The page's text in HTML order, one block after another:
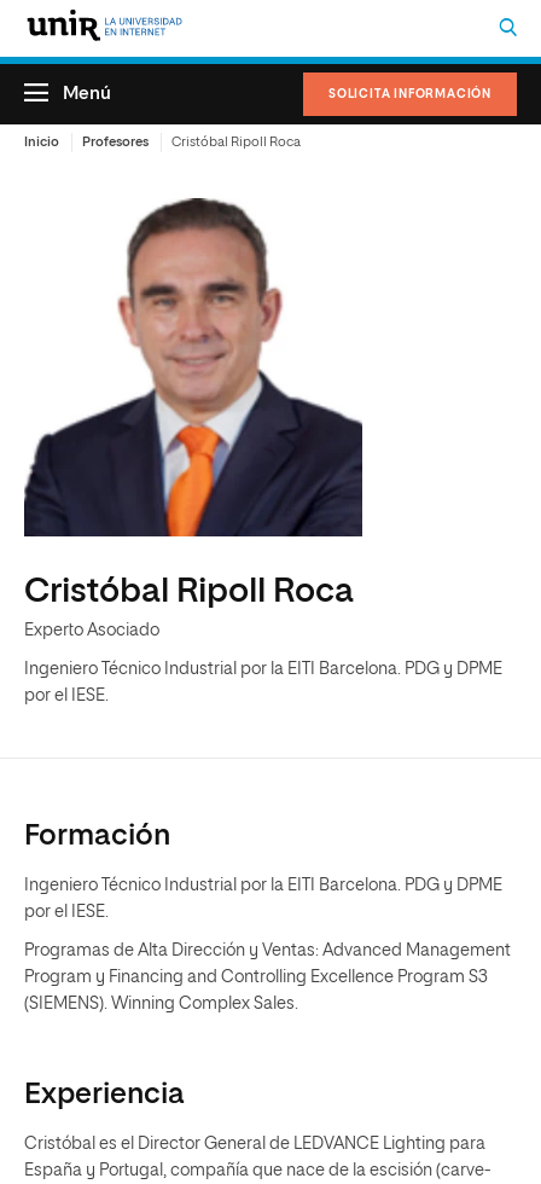
SOLICITA INFORMACIÓN
Menú
Inicio Profesores Cristóbal Ripoll Roca
Cristóbal Ripoll Roca
Experto Asociado
Ingeniero Técnico Industrial por la EITI Barcelona. PDG y DPME
por el IESE.
Formación
Ingeniero Técnico Industrial por la EITI Barcelona. PDG y DPME
por el IESE.
Programas de Alta Dirección y Ventas: Advanced Management
Program y Financing and Controlling Excellence Program S3
(SIEMENS). Winning Complex Sales.
Experiencia
Cristóbal es el Director General de LEDVANCE Lighting para
España y Portugal, compañía que nace de la escisión (carve-